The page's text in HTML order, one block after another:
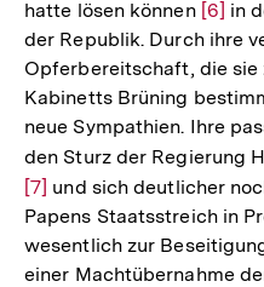
hatte lösen können Zur
der
[6] in
der Republik. Durch ihre
Opferbereitschaft, die sie
Kabinetts Brüning
neue Sympathien. Ihre
den Sturz der Regierung
[7] und sich deutlicher
Papens Staatsstreich in
wesentlich zur
einer Machtübernahme